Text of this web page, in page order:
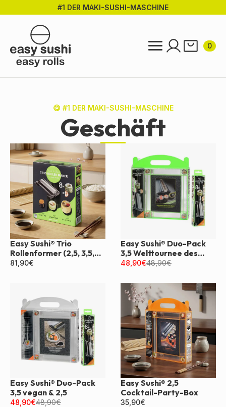
springen
#1 DER MAKI-SUSHI-MASCHINE
0
😋 #1 DER MAKI-SUSHI-MASCHINE
Geschäft
Easy Sushi® Trio
Rollenformer (2,5, 3,5,
4,5)
81,90€
Easy Sushi® Duo-Pack
3,5 Welttournee des
Sushi & 2,5
48,90€48,90€
Easy Sushi® Duo-Pack
3,5 vegan & 2,5
48,90€48,90€
Easy Sushi® 2,5
Cocktail-Party-Box
35,90€